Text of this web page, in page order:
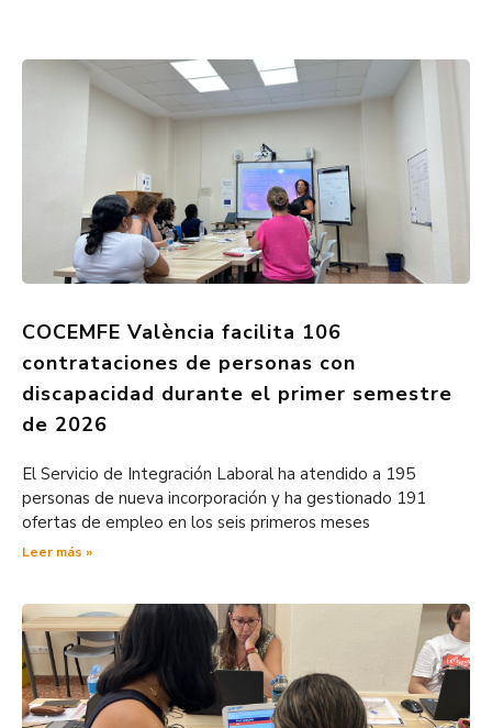
COCEMFE València facilita 106
contrataciones de personas con
discapacidad durante el primer semestre
de 2026
El Servicio de Integración Laboral ha atendido a 195
personas de nueva incorporación y ha gestionado 191
ofertas de empleo en los seis primeros meses
Leer más »